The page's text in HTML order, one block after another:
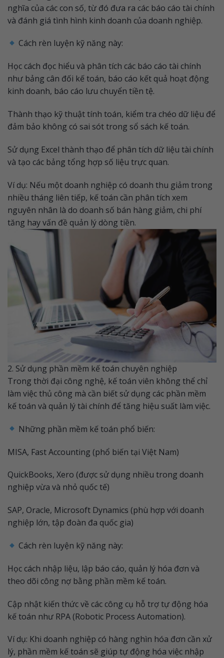
nghĩa của các con số, từ đó đưa ra các báo cáo tài chính
và đánh giá tình hình kinh doanh của doanh nghiệp.
Cách rèn luyện kỹ năng này:
Học cách đọc hiểu và phân tích các báo cáo tài chính
như bảng cân đối kế toán, báo cáo kết quả hoạt động
kinh doanh, báo cáo lưu chuyển tiền tệ.
Thành thạo kỹ thuật tính toán, kiểm tra chéo dữ liệu để
đảm bảo không có sai sót trong sổ sách kế toán.
Sử dụng Excel thành thạo để phân tích dữ liệu tài chính
và tạo các bảng tổng hợp số liệu trực quan.
Ví dụ: Nếu một doanh nghiệp có doanh thu giảm trong
nhiều tháng liên tiếp, kế toán cần phân tích xem
nguyên nhân là do doanh số bán hàng giảm, chi phí
tăng hay vấn đề quản lý dòng tiền.
2. Sử dụng phần mềm kế toán chuyên nghiệp
Trong thời đại công nghệ, kế toán viên không thể chỉ
làm việc thủ công mà cần biết sử dụng các phần mềm
kế toán và quản lý tài chính để tăng hiệu suất làm việc.
Những phần mềm kế toán phổ biến:
MISA, Fast Accounting (phổ biến tại Việt Nam)
QuickBooks, Xero (được sử dụng nhiều trong doanh
nghiệp vừa và nhỏ quốc tế)
SAP, Oracle, Microsoft Dynamics (phù hợp với doanh
nghiệp lớn, tập đoàn đa quốc gia)
Cách rèn luyện kỹ năng này:
Học cách nhập liệu, lập báo cáo, quản lý hóa đơn và
theo dõi công nợ bằng phần mềm kế toán.
Cập nhật kiến thức về các công cụ hỗ trợ tự động hóa
kế toán như RPA (Robotic Process Automation).
Ví dụ: Khi doanh nghiệp có hàng nghìn hóa đơn cần xử
lý, phần mềm kế toán sẽ giúp tự động hóa việc nhập